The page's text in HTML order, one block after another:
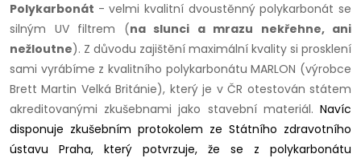
Polykarbonát - velmi kvalitní dvoustěnný polykarbonát se
silným UV filtrem (na slunci a mrazu nekřehne, ani
nežloutne). Z důvodu zajištění maximální kvality si prosklení
sami vyrábíme z kvalitního polykarbonátu MARLON (výrobce
Brett Martin Velká Británie), který je v ČR otestován státem
akreditovanými zkušebnami jako stavební materiál. Navíc
disponuje zkušebním protokolem ze Státního zdravotního
ústavu Praha, který potvrzuje, že se z polykarbonátu